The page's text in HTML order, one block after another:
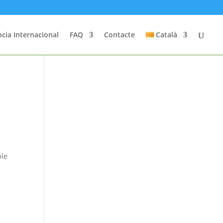
Internacional FAQ Contacte Català